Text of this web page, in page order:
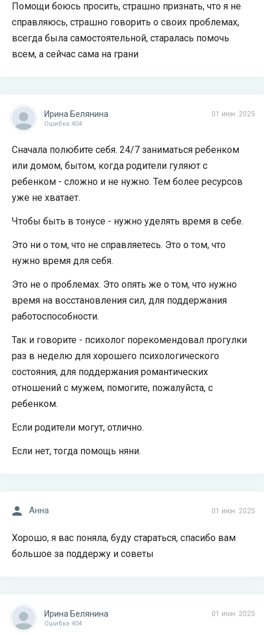
Помощи боюсь просить, страшно признать, что я не
справляюсь, страшно говорить о своих проблемах,
всегда была самостоятельной, старалась помочь
всем, а сейчас сама на грани
01 июн. 2025
Ирина Белянина
Ошибка 404
Сначала полюбите себя. 24/7 заниматься ребенком
или домом, бытом, когда родители гуляют с
ребенком - сложно и не нужно. Тем более ресурсов
уже не хватает.
Чтобы быть в тонусе - нужно уделять время в себе.
Это ни о том, что не справляетесь. Это о том, что
нужно время для себя.
Это не о проблемах. Это опять же о том, что нужно
время на восстановления сил, для поддержания
работоспособности.
Так и говорите - психолог порекомендовал прогулки
раз в неделю для хорошего психологического
состояния, для поддержания романтических
отношений с мужем, помогите, пожалуйста, с
ребенком.
Если родители могут, отлично.
Если нет, тогда помощь няни.
01 июн. 2025
Анна
Хорошо, я вас поняла, буду стараться, спасибо вам
большое за поддержу и советы
01 июн. 2025
Ирина Белянина
Ошибка 404